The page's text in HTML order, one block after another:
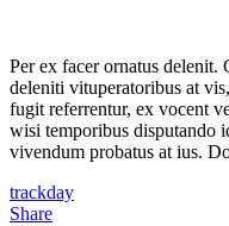
Per ex facer ornatus delenit.
deleniti vituperatoribus at
fugit referrentur, ex vocent
wisi temporibus disputando
vivendum probatus at ius.
trackday
Share